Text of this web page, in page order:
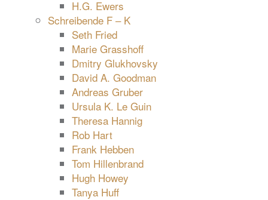
H.G. Ewers
Schreibende F – K
Seth Fried
Marie Grasshoff
Dmitry Glukhovsky
David A. Goodman
Andreas Gruber
Ursula K. Le Guin
Theresa Hannig
Rob Hart
Frank Hebben
Tom Hillenbrand
Hugh Howey
Tanya Huff